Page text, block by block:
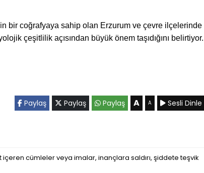
bir coğrafyaya sahip olan Erzurum ve çevre ilçelerinde
çeşitlilik açısından büyük önem taşıdığını belirtiyor.
Paylaş Paylaş Paylaş A A Sesli Dinle
cümleler veya imalar, inançlara saldırı, şiddete teşvik